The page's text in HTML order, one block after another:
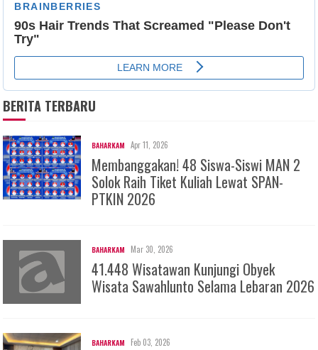
BERITA TERBARU
BAHARKAM Apr 11, 2026
Membanggakan! 48 Siswa-Siswi MAN 2
Solok Raih Tiket Kuliah Lewat SPAN-
PTKIN 2026
BAHARKAM Mar 30, 2026
41.448 Wisatawan Kunjungi Obyek
Wisata Sawahlunto Selama Lebaran 2026
BAHARKAM Feb 03, 2026